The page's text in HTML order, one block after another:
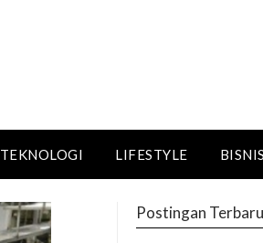
TEKNOLOGI LIFESTYLE BISNIS
Postingan Terbaru